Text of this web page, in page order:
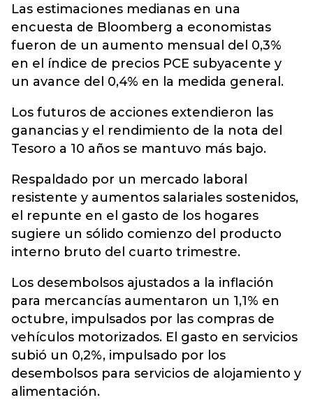
Las estimaciones medianas en una
encuesta de Bloomberg a economistas
fueron de un aumento mensual del 0,3%
en el índice de precios PCE subyacente y
un avance del 0,4% en la medida general.
Los futuros de acciones extendieron las
ganancias y el rendimiento de la nota del
Tesoro a 10 años se mantuvo más bajo.
Respaldado por un mercado laboral
resistente y aumentos salariales sostenidos,
el repunte en el gasto de los hogares
sugiere un sólido comienzo del producto
interno bruto del cuarto trimestre.
Los desembolsos ajustados a la inflación
para mercancías aumentaron un 1,1% en
octubre, impulsados por las compras de
vehículos motorizados. El gasto en servicios
subió un 0,2%, impulsado por los
desembolsos para servicios de alojamiento y
alimentación.